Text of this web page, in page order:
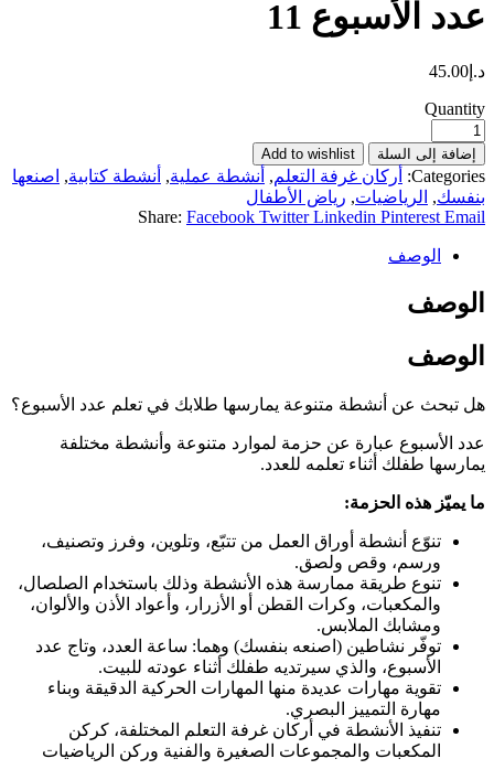
عدد الأسبوع 11
د.إ 45.00
Quantity
إضافة إلى السلة Add to wishlist
Categories: أركان غرفة التعلم, أنشطة عملية, أنشطة كتابية, اصنعها
بنفسك, الرياضيات, رياض الأطفال
Share: Facebook Twitter Linkedin Pinterest Email
الوصف
الوصف
الوصف
هل تبحث عن أنشطة متنوعة يمارسها طلابك في تعلم عدد الأسبوع؟
عدد الأسبوع عبارة عن حزمة لموارد متنوعة وأنشطة مختلفة
يمارسها طفلك أثناء تعلمه للعدد.
ما يميّز هذه الحزمة:
تنوّع أنشطة أوراق العمل من تتبّع، وتلوين، وفرز وتصنيف،
ورسم، وقص ولصق.
تنوع طريقة ممارسة هذه الأنشطة وذلك باستخدام الصلصال،
والمكعبات، وكرات القطن أو الأزرار، وأعواد الأذن والألوان،
ومشابك الملابس.
توفّر نشاطين (اصنعه بنفسك) وهما: ساعة العدد، وتاج عدد
الأسبوع، والذي سيرتديه طفلك أثناء عودته للبيت.
تقوية مهارات عديدة منها المهارات الحركية الدقيقة وبناء
مهارة التمييز البصري.
تنفيذ الأنشطة في أركان غرفة التعلم المختلفة، كركن
المكعبات والمجموعات الصغيرة والفنية وركن الرياضيات